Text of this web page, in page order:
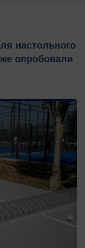
настольного
опробовали